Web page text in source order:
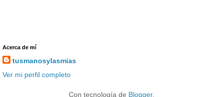
Acerca de mí
tusmanosylasmias
Ver mi perfil completo
Con tecnología de Blogger.